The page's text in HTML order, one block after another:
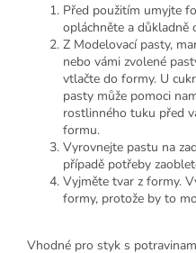
Před použitím umyjte
opláchněte a důkladně
Z Modelovací pasty,
nebo vámi zvolené
vtlačte do formy. U
pasty může pomoci
rostlinného tuku před
formu.
Vyrovnejte pastu na
případě potřeby
Vyjměte tvar z formy.
formy, protože by to
Vhodné pro styk s